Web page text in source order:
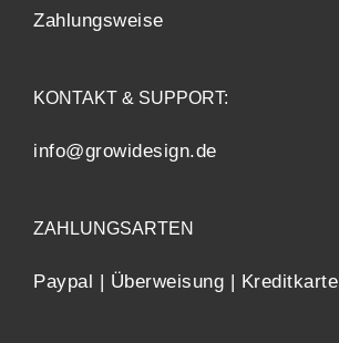
Zahlungsweise
KONTAKT & SUPPORT:
info@growidesign.de
ZAHLUNGSARTEN
Paypal | Überweisung | Kreditkarte